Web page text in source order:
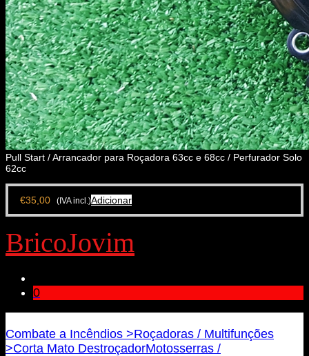
Pull Start / Arrancador para Roçadora 63cc e 68cc / Perfurador Solo
62cc
€35,00 (IVA incl.)Adicionar
BricoJovim
0
Combate a Incêndios >Roçadoras / Multifunções
>Corta Mato DestroçadorMotosserras /